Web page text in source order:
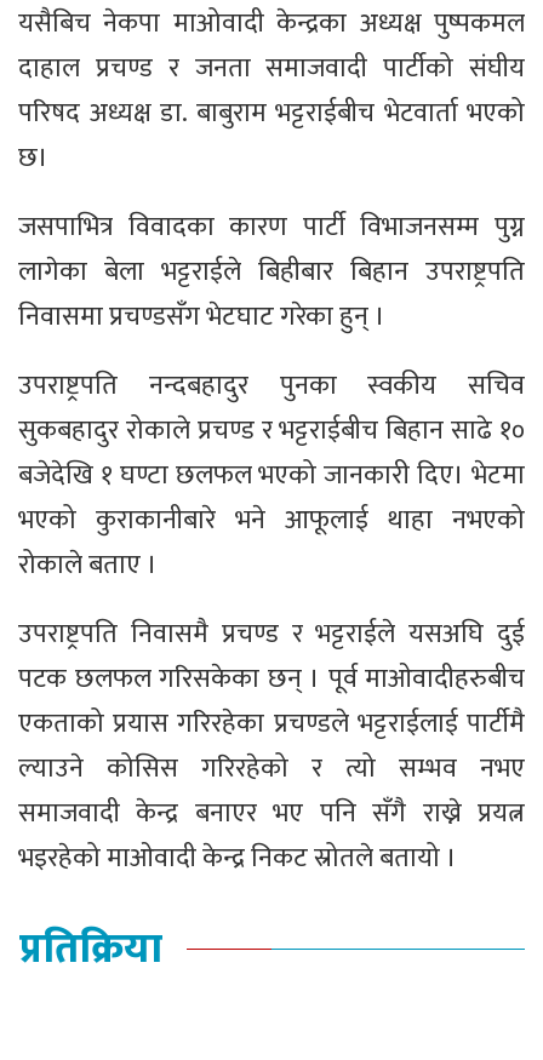
यसैबिच नेकपा माअ‍ोवादी केन्द्रका अध्यक्ष पुष्पकमल
दाहाल प्रचण्ड र जनता समाजवादी पार्टीको संघीय
परिषद अध्यक्ष डा. बाबुराम भट्टराईबीच भेटवार्ता भएको
छ।
जसपाभित्र विवादका कारण पार्टी विभाजनसम्म पुग्न
लागेका बेला भट्टराईले बिहीबार बिहान उपराष्ट्रपति
निवासमा प्रचण्डसँग भेटघाट गरेका हुन् ।
उपराष्ट्रपति नन्दबहादुर पुनका स्वकीय सचिव
सुकबहादुर रोकाले प्रचण्ड र भट्टराईबीच बिहान साढे १०
बजेदेखि १ घण्टा छलफल भएको जानकारी दिए। भेटमा
भएको कुराकानीबारे भने आफूलाई थाहा नभएको
रोकाले बताए ।
उपराष्ट्रपति निवासमै प्रचण्ड र भट्टराईले यसअघि दुई
पटक छलफल गरिसकेका छन् । पूर्व माओवादीहरुबीच
एकताको प्रयास गरिरहेका प्रचण्डले भट्टराईलाई पार्टीमै
ल्याउने कोसिस गरिरहेको र त्यो सम्भव नभए
समाजवादी केन्द्र बनाएर भए पनि सँगै राख्ने प्रयत्न
भइरहेको माओवादी केन्द्र निकट स्रोतले बतायो ।
प्रतिक्रिया